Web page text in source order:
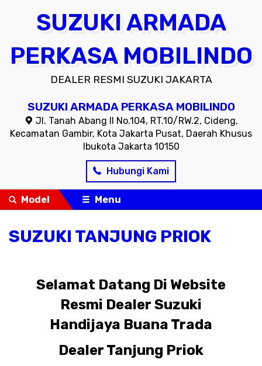
SUZUKI ARMADA
PERKASA MOBILINDO
DEALER RESMI SUZUKI JAKARTA
SUZUKI ARMADA PERKASA MOBILINDO
Jl. Tanah Abang II No.104, RT.10/RW.2, Cideng,
Kecamatan Gambir, Kota Jakarta Pusat, Daerah Khusus
Ibukota Jakarta 10150
Hubungi Kami
Model Menu
SUZUKI TANJUNG PRIOK
Selamat Datang Di Website
Resmi Dealer Suzuki
Handijaya Buana Trada
Dealer Tanjung Priok